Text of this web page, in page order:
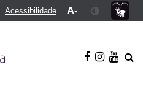
Acessibilidade A-